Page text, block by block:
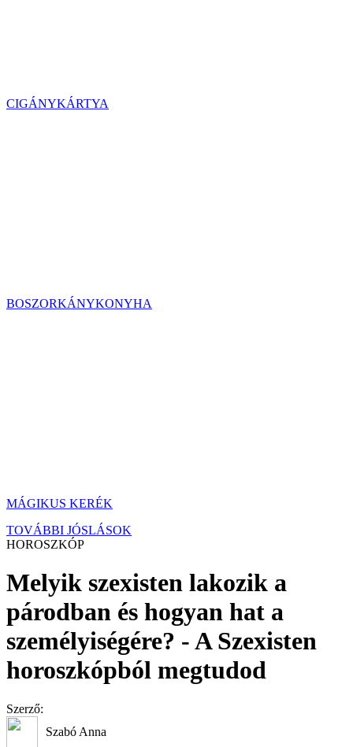
CIGÁNYKÁRTYA
BOSZORKÁNYKONYHA
MÁGIKUS KERÉK
TOVÁBBI JÓSLÁSOK
HOROSZKÓP
Melyik szexisten lakozik a
párodban és hogyan hat a
személyiségére? - A Szexisten
horoszkópból megtudod
Szerző:
Szabó Anna